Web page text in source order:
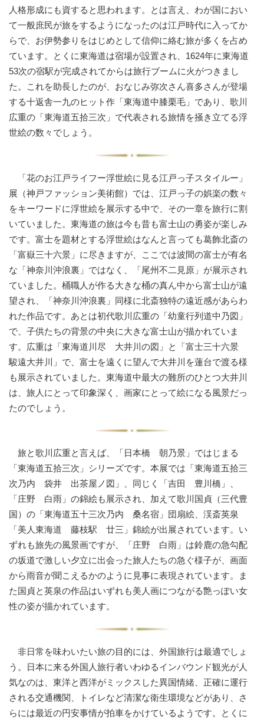
人格形成にも資すると思われます。とは言え、わが国におい
て一般庶民が旅をするようになったのは江戸時代に入ってか
らで、お伊勢参りをはじめとして信仰に絡む旅が多くを占め
ています。とくに東海道は宿場が設置され、1624年に東海道
53次の宿駅が完成されてからは旅行ブームに火がつきまし
た。これを助長したのが、おなじみ弥次さん喜多さんが登場
する十返舎一九のヒット作「東海道中膝栗毛」であり、歌川
広重の「東海道五拾三次」で代表される旅情を掻き立てる浮
世絵の数々でしょう。
「花のお江戸ライフー浮世絵に見る江戸っ子スタイルー」
展（神戸ファッション美術館）では、江戸っ子の娯楽の数々
をキーワードに浮世絵を展示する中で、その一章を旅行に割
いていました。東海道の旅は今も昔も富士山の勇姿が楽しみ
です。富士を題材とする浮世絵はなんと言っても葛飾北斎の
「富嶽三十六景」に尽きますが、ここでは波間の富士が有名
な「神奈川沖浪裏」ではなく、「尾州不二見原」が展示され
ていました。桶職人が作る大きな桶の真ん中から富士山が遠
望され、「神奈川沖浪裏」同様に北斎独特の遠近感があらわ
れた作品です。あとは初代歌川広重の「幼童行列道中乃図」
で、子供たちの背景の中央に大きな富士山が描かれていま
す。広重は「東海道川尽 大井川の図」と「富士三十六景
駿遠大井川」で、富士を遠くに望んで大井川を蓮台で渡る様
も展示されていました。東海道中最大の難所のひとつ大井川
は、旅人にとって印象深く、画家にとって絵になる風景だっ
たのでしょう。
旅と歌川広重と言えば、「日本橋 朝乃景」ではじまる
「東海道五拾三次」シリーズです。本展では「東海道五拾三
次乃内 袋井 出茶屋ノ図」、同じく「吉田 豊川橋」、
「庄野 白雨」の錦絵も展示され、加えて歌川国貞（三代豊
国）の「東海道五十三次乃内 桑名宿」団扇絵、渓斎英泉
「美人東海道 藤枝駅 廿三」錦絵が出展されています。い
ずれも旅先の風景画ですが、「庄野 白雨」は鈴鹿の急勾配
の坂道で激しい夕立に出会った旅人たちの急ぐ様子が、画面
から雨音が聞こえるかのように見事に表現されています。ま
た国貞と英泉の作品はいずれも美人画につながる艶っぽい女
性の姿が描かれています。
非日常を味わいたい旅の目的には、外国旅行は最適でしょ
う。日本に来る外国人旅行者いわゆるインバウンド観光が人
気なのは、東洋と西洋がミックスした異国情緒、正確に運行
される交通機関、トイレなど清潔な衛生環境などがあり、さ
らには最近の円安事情が拍車をかけているようです。とくに